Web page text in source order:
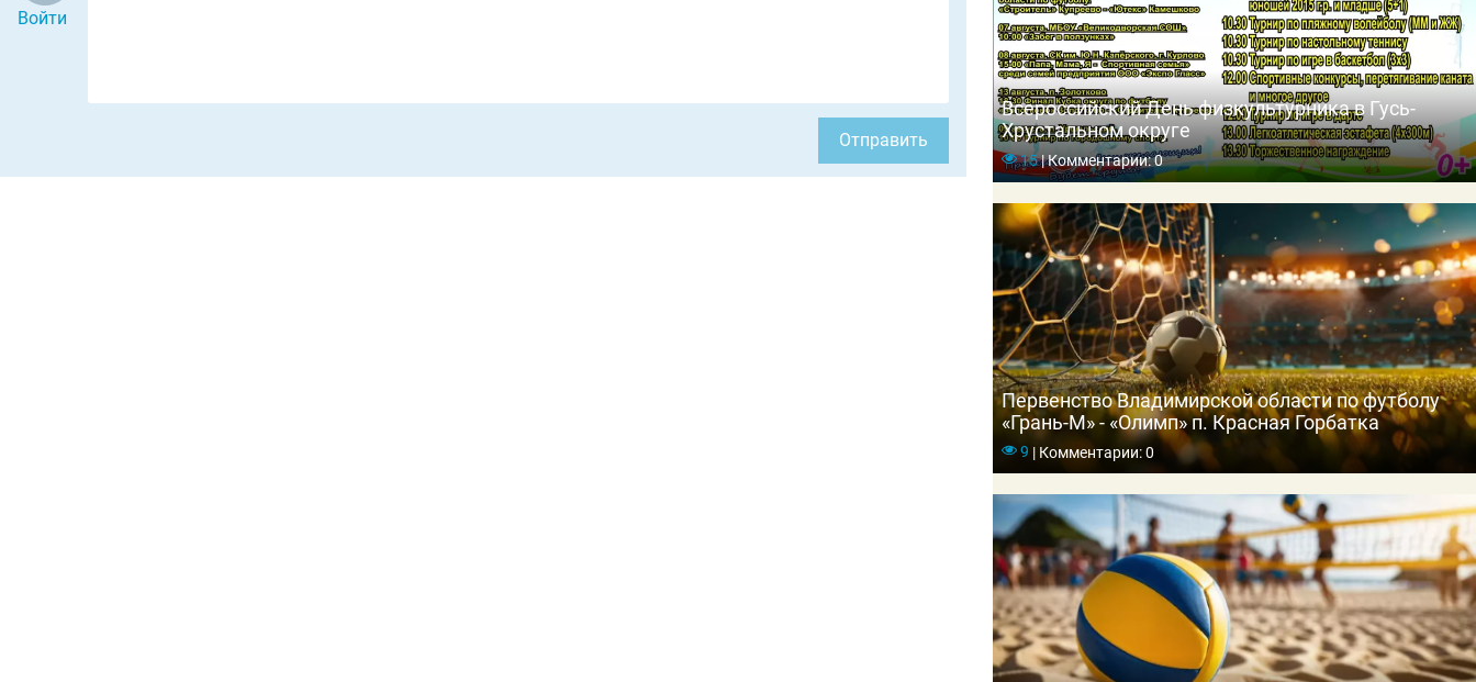
Войти
Отправить
Всероссийский День физкультурника в Гусь-
Хрустальном округе
15|Комментарии: 0
Первенство Владимирской области по футболу
«Грань-М» - «Олимп» п. Красная Горбатка
9 |Комментарии: 0